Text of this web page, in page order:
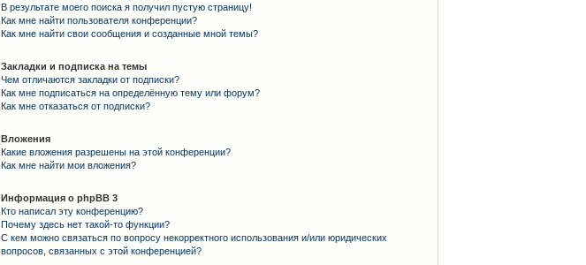
В результате моего поиска я получил пустую страницу!
Как мне найти пользователя конференции?
Как мне найти свои сообщения и созданные мной темы?
Закладки и подписка на темы
Чем отличаются закладки от подписки?
Как мне подписаться на определённую тему или форум?
Как мне отказаться от подписки?
Вложения
Какие вложения разрешены на этой конференции?
Как мне найти мои вложения?
Информация о phpBB 3
Кто написал эту конференцию?
Почему здесь нет такой-то функции?
С кем можно связаться по вопросу некорректного использования и/или юридических
вопросов, связанных с этой конференцией?